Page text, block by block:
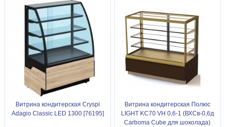
Витрина кондитерская Cryspi
Adagio Classic LED 1300 [76195]
Витрина кондитерская Полюс
LIGHT KC70 VH 0,6-1 (ВХСв-0,6д
Carboma Cube для шоколада)